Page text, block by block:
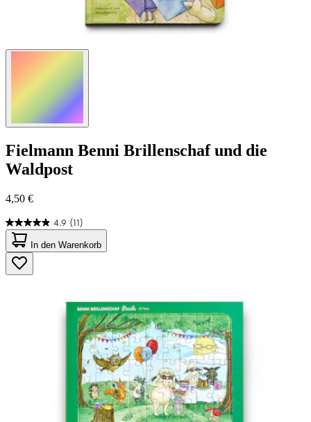
Fielmann Benni Brillenschaf und die
Waldpost
4,50 €
4.9 (11)
4.9
von
5
Sternen.
11
In den Warenkorb